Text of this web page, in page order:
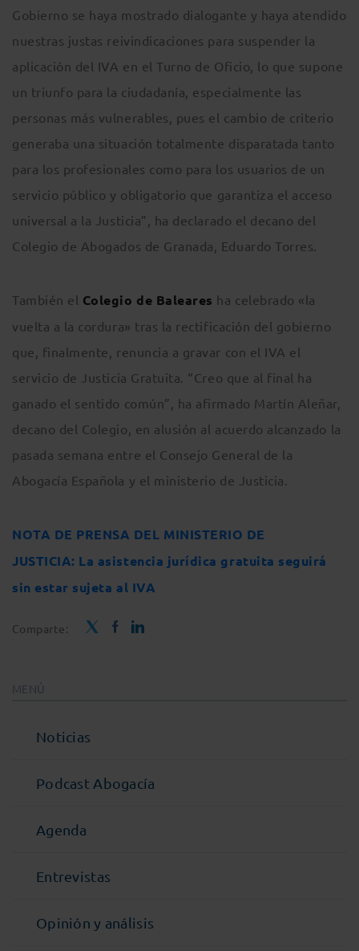
Gobierno se haya mostrado dialogante y haya atendido
nuestras justas reivindicaciones para suspender la
aplicación del IVA en el Turno de Oficio, lo que supone
un triunfo para la ciudadanía, especialmente las
personas más vulnerables, pues el cambio de criterio
generaba una situación totalmente disparatada tanto
para los profesionales como para los usuarios de un
servicio público y obligatorio que garantiza el acceso
universal a la Justicia”, ha declarado el decano del
Colegio de Abogados de Granada, Eduardo Torres.
También el Colegio de Baleares ha celebrado «la
vuelta a la cordura» tras la rectificación del gobierno
que, finalmente, renuncia a gravar con el IVA el
servicio de Justicia Gratuita. “Creo que al final ha
ganado el sentido común”, ha afirmado Martín Aleñar,
decano del Colegio, en alusión al acuerdo alcanzado la
pasada semana entre el Consejo General de la
Abogacía Española y el ministerio de Justicia.
NOTA DE PRENSA DEL MINISTERIO DE
JUSTICIA: La asistencia jurídica gratuita seguirá
sin estar sujeta al IVA
Comparte:
MENÚ
Noticias
Podcast Abogacía
Agenda
Entrevistas
Opinión y análisis